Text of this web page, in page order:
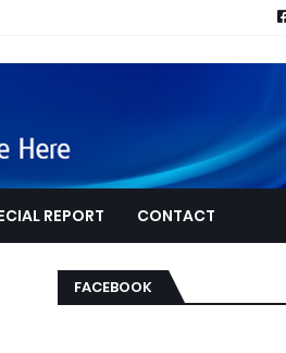
REPORT CONTACT
FACEBOOK